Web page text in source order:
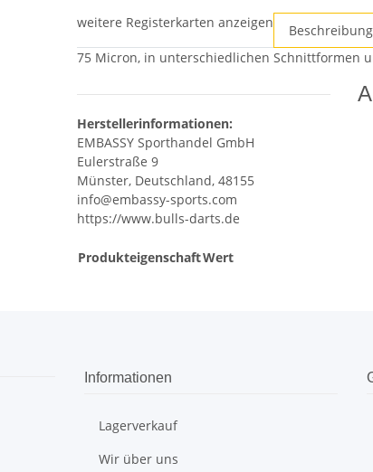
weitere Registerkarten anzeigen
Beschreibung
75 Micron, in unterschiedlichen Schnittformen
Herstellerinformationen:
EMBASSY Sporthandel GmbH
Eulerstraße 9
Münster, Deutschland, 48155
info@embassy-sports.com
https://www.bulls-darts.de
ProdukteigenschaftWert
Informationen
Lagerverkauf
Wir über uns